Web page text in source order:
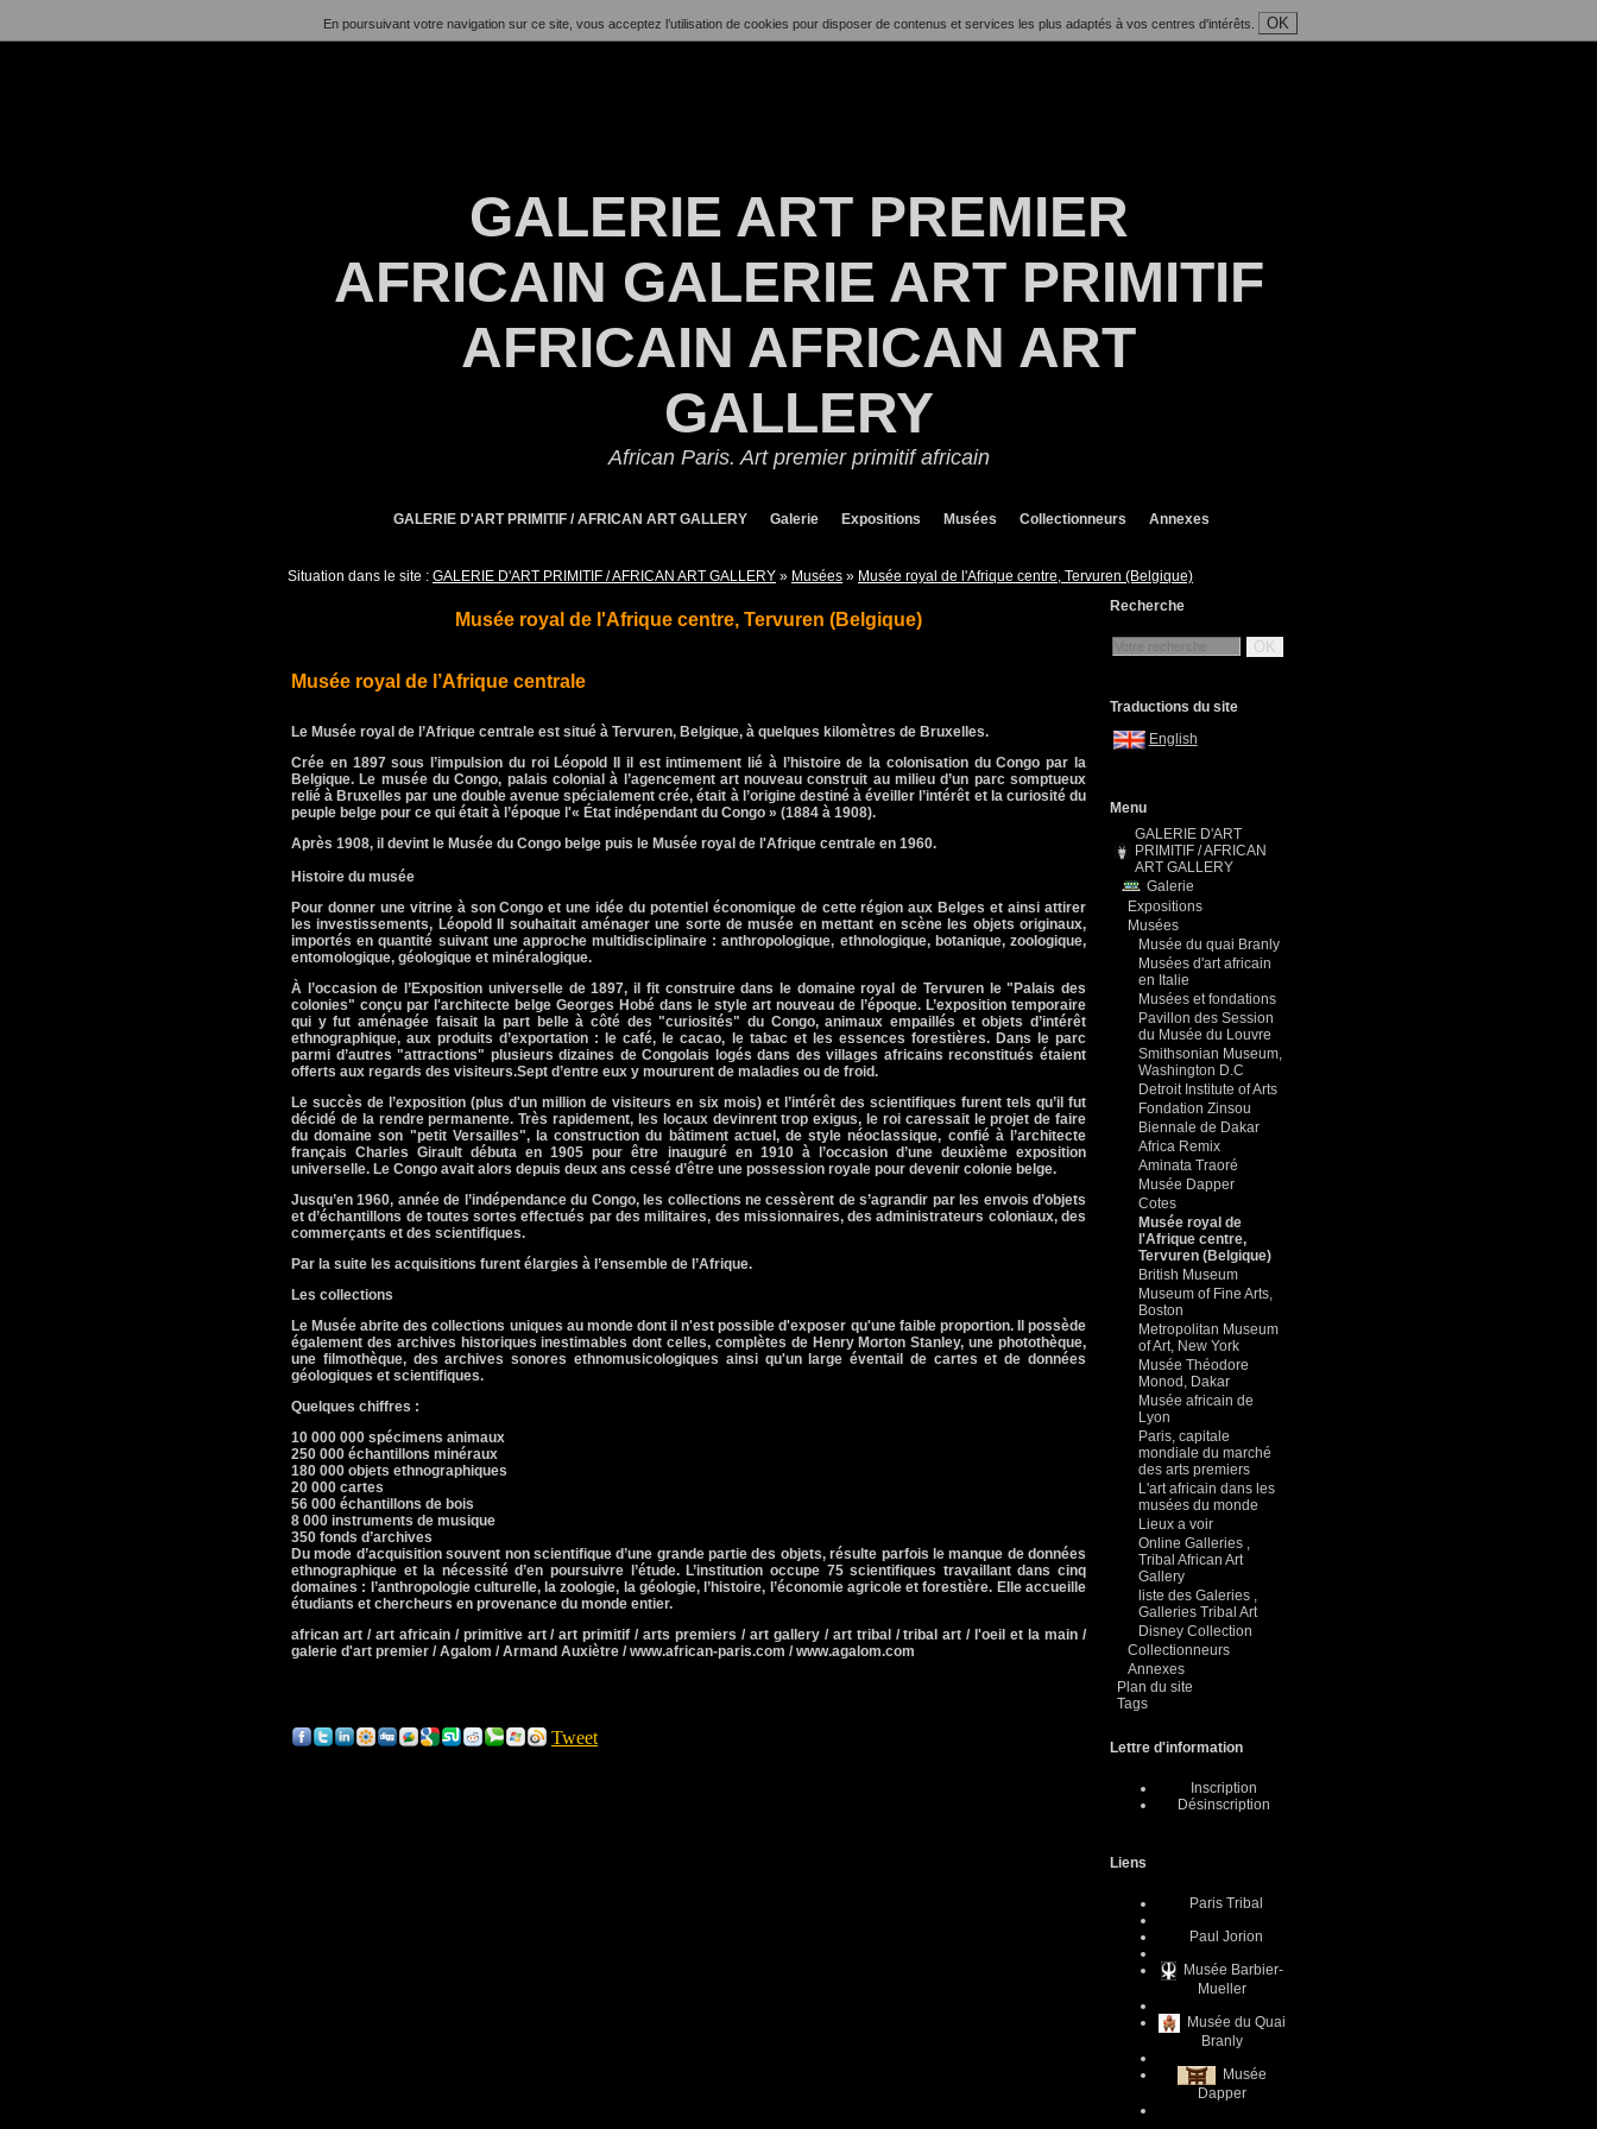
En poursuivant votre navigation sur ce site, vous acceptez l’utilisation de cookies pour disposer de contenus et services les plus adaptés à vos centres d'intérêts. OK
GALERIE ART PREMIER
AFRICAIN GALERIE ART PRIMITIF
AFRICAIN AFRICAN ART
GALLERY
African Paris. Art premier primitif africain
GALERIE D'ART PRIMITIF / AFRICAN ART GALLERY Galerie Expositions Musées Collectionneurs Annexes
Situation dans le site : GALERIE D'ART PRIMITIF / AFRICAN ART GALLERY » Musées » Musée royal de l'Afrique centre, Tervuren (Belgique)
Musée royal de l'Afrique centre, Tervuren (Belgique)
Musée royal de l’Afrique centrale
Le Musée royal de l’Afrique centrale est situé à Tervuren, Belgique, à quelques kilomètres de Bruxelles.
Crée en 1897 sous l’impulsion du roi Léopold II il est intimement lié à l’histoire de la colonisation du Congo par la
Belgique. Le musée du Congo, palais colonial à l’agencement art nouveau construit au milieu d’un parc somptueux
relié à Bruxelles par une double avenue spécialement crée, était à l’origine destiné à éveiller l’intérêt et la curiosité du
peuple belge pour ce qui était à l’époque l'« État indépendant du Congo » (1884 à 1908).
Après 1908, il devint le Musée du Congo belge puis le Musée royal de l'Afrique centrale en 1960.
Histoire du musée
Pour donner une vitrine à son Congo et une idée du potentiel économique de cette région aux Belges et ainsi attirer
les investissements, Léopold II souhaitait aménager une sorte de musée en mettant en scène les objets originaux,
importés en quantité suivant une approche multidisciplinaire : anthropologique, ethnologique, botanique, zoologique,
entomologique, géologique et minéralogique.
À l’occasion de l’Exposition universelle de 1897, il fit construire dans le domaine royal de Tervuren le "Palais des
colonies" conçu par l'architecte belge Georges Hobé dans le style art nouveau de l’époque. L’exposition temporaire
qui y fut aménagée faisait la part belle à côté des "curiosités" du Congo, animaux empaillés et objets d’intérêt
ethnographique, aux produits d’exportation : le café, le cacao, le tabac et les essences forestières. Dans le parc
parmi d’autres "attractions" plusieurs dizaines de Congolais logés dans des villages africains reconstitués étaient
offerts aux regards des visiteurs.Sept d’entre eux y moururent de maladies ou de froid.
Le succès de l’exposition (plus d'un million de visiteurs en six mois) et l’intérêt des scientifiques furent tels qu’il fut
décidé de la rendre permanente. Très rapidement, les locaux devinrent trop exigus, le roi caressait le projet de faire
du domaine son "petit Versailles", la construction du bâtiment actuel, de style néoclassique, confié à l’architecte
français Charles Girault débuta en 1905 pour être inauguré en 1910 à l’occasion d’une deuxième exposition
universelle. Le Congo avait alors depuis deux ans cessé d’être une possession royale pour devenir colonie belge.
Jusqu’en 1960, année de l’indépendance du Congo, les collections ne cessèrent de s’agrandir par les envois d’objets
et d’échantillons de toutes sortes effectués par des militaires, des missionnaires, des administrateurs coloniaux, des
commerçants et des scientifiques.
Par la suite les acquisitions furent élargies à l’ensemble de l’Afrique.
Les collections
Le Musée abrite des collections uniques au monde dont il n'est possible d'exposer qu'une faible proportion. Il possède
également des archives historiques inestimables dont celles, complètes de Henry Morton Stanley, une photothèque,
une filmothèque, des archives sonores ethnomusicologiques ainsi qu'un large éventail de cartes et de données
géologiques et scientifiques.
Quelques chiffres :
10 000 000 spécimens animaux
250 000 échantillons minéraux
180 000 objets ethnographiques
20 000 cartes
56 000 échantillons de bois
8 000 instruments de musique
350 fonds d’archives
Du mode d’acquisition souvent non scientifique d’une grande partie des objets, résulte parfois le manque de données
ethnographique et la nécessité d’en poursuivre l’étude. L’institution occupe 75 scientifiques travaillant dans cinq
domaines : l’anthropologie culturelle, la zoologie, la géologie, l’histoire, l’économie agricole et forestière. Elle accueille
étudiants et chercheurs en provenance du monde entier.
african art / art africain / primitive art / art primitif / arts premiers / art gallery / art tribal / tribal art / l'oeil et la main /
galerie d'art premier / Agalom / Armand Auxiètre / www.african-paris.com / www.agalom.com
Tweet
Recherche
OK
Traductions du site
English
Menu
GALERIE D'ART
PRIMITIF / AFRICAN
ART GALLERY
Galerie
Expositions
Musées
Musée du quai Branly
Musées d'art africain
en Italie
Musées et fondations
Pavillon des Session
du Musée du Louvre
Smithsonian Museum,
Washington D.C
Detroit Institute of Arts
Fondation Zinsou
Biennale de Dakar
Africa Remix
Aminata Traoré
Musée Dapper
Cotes
Musée royal de
l'Afrique centre,
Tervuren (Belgique)
British Museum
Museum of Fine Arts,
Boston
Metropolitan Museum
of Art, New York
Musée Théodore
Monod, Dakar
Musée africain de
Lyon
Paris, capitale
mondiale du marché
des arts premiers
L'art africain dans les
musées du monde
Lieux a voir
Online Galleries ,
Tribal African Art
Gallery
liste des Galeries ,
Galleries Tribal Art
Disney Collection
Collectionneurs
Annexes
Plan du site
Tags
Lettre d'information
Inscription
Désinscription
Liens
Paris Tribal
Paul Jorion
Musée Barbier-
Mueller
Musée du Quai
Branly
Musée
Dapper